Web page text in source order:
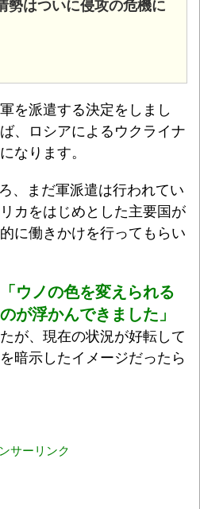
勢はついに侵攻の危機に
を派遣する決定をしまし
、ロシアによるウクライナ
なります。
、まだ軍派遣は行われてい
カをはじめとした主要国が
に働きかけを行ってもらい
「ウノの色を変えられる
が浮かんできました 」
が、現在の状況が好転して
暗示したイメージだったら
サーリンク